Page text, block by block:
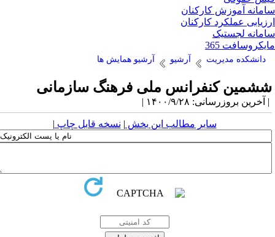
آموزش کارکنان
عملکرد کارکنان
لجستیک
365
دانشکده مدیریت آرشیو آرشیو همایش ها
کنفرانس ملی فرهنگ سازمانی
بروزرسانی: ۱۴۰۰/۹/۲۸ |
سایر مطالب این بخش | نسخه قابل چاپ|